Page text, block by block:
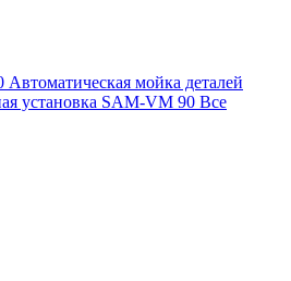
Автоматическая мойка деталей
установка SAM-VM 90 Все